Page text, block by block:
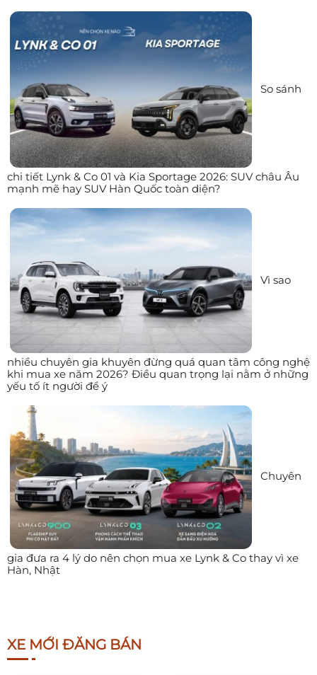
So sánh
chi tiết Lynk & Co 01 và Kia Sportage 2026: SUV châu Âu
mạnh mẽ hay SUV Hàn Quốc toàn diện?
Vì sao
nhiều chuyên gia khuyên đừng quá quan tâm công nghệ
khi mua xe năm 2026? Điều quan trọng lại nằm ở những
yếu tố ít người để ý
Chuyên
gia đưa ra 4 lý do nên chọn mua xe Lynk & Co thay vì xe
Hàn, Nhật
XE MỚI ĐĂNG BÁN